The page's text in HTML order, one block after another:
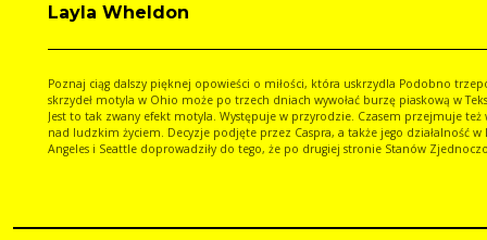
Layla Wheldon
Poznaj ciąg dalszy pięknej opowieści o miłości, która uskrzydla Podobno trzepot
skrzydeł motyla w Ohio może po trzech dniach wywołać burzę piaskową w
Jest to tak zwany efekt motyla. Występuje w przyrodzie. Czasem przejmuje też
nad ludzkim życiem. Decyzje podjęte przez Caspra, a także jego działalność w Los
Angeles i Seattle doprowadziły do tego, że po drugiej stronie Stanów
gdy one najbardziej tego potrzebują. Ma świadomość, że nic nie zwróci im